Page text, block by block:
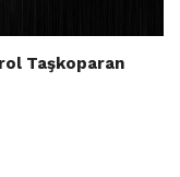
Taşkoparan